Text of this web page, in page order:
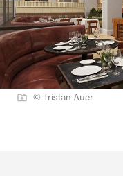
© Tristan Auer